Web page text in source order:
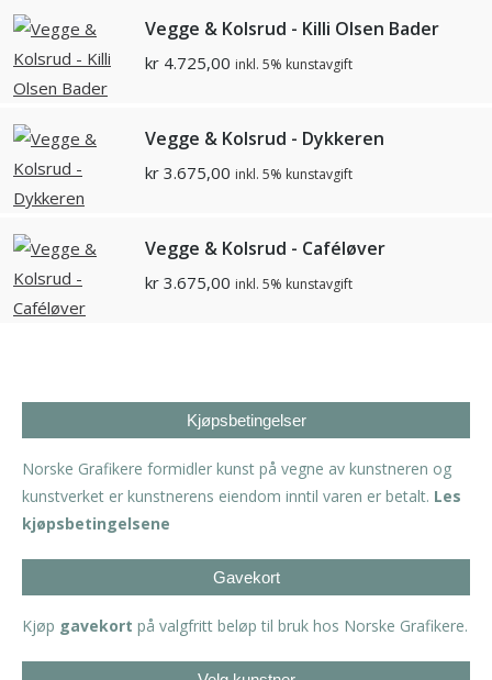
Vegge & Kolsrud - Killi Olsen Bader
kr 4.725,00 inkl. 5% kunstavgift
Vegge & Kolsrud - Dykkeren
kr 3.675,00 inkl. 5% kunstavgift
Vegge & Kolsrud - Caféløver
kr 3.675,00 inkl. 5% kunstavgift
Kjøpsbetingelser
Norske Grafikere formidler kunst på vegne av kunstneren og
kunstverket er kunstnerens eiendom inntil varen er betalt. Les
kjøpsbetingelsene
Gavekort
Kjøp gavekort på valgfritt beløp til bruk hos Norske Grafikere.